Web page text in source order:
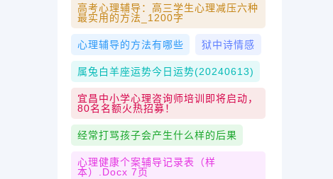
高考心理辅导：高三学生心理减压六种
最实用的方法_1200字
心理辅导的方法有哪些 狱中诗情感
属兔白羊座运势今日运势(20240613)
宜昌中小学心理咨询师培训即将启动，
80名名额火热招募！
经常打骂孩子会产生什么样的后果
心理健康个案辅导记录表（样
本）.docx 7页